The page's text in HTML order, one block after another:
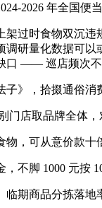
2026 年全国便
时食物双沉违
研量化数据可
口 —— 巡店频次
，拾掇通俗消
店取品牌全体，
可从意价款十
脚 1000 元按
商品分拣落地